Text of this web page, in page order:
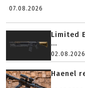
07.08.2026
Limited
...
02.08.2026
Haenel